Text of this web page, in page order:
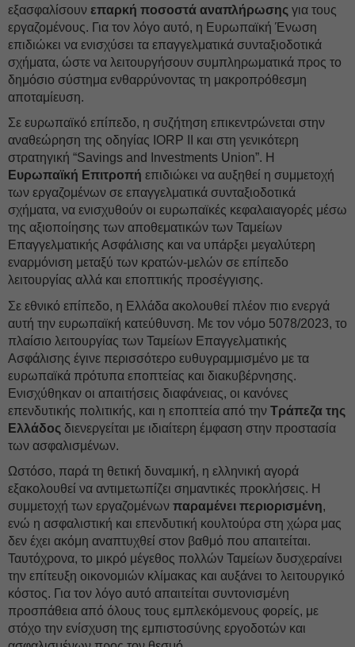
εξασφαλίσουν επαρκή ποσοστά αναπλήρωσης για τους
εργαζομένους. Για τον λόγο αυτό, η Ευρωπαϊκή Ένωση
επιδιώκει να ενισχύσει τα επαγγελματικά συνταξιοδοτικά
σχήματα, ώστε να λειτουργήσουν συμπληρωματικά προς το
δημόσιο σύστημα ενθαρρύνοντας τη μακροπρόθεσμη
αποταμίευση.
Σε ευρωπαϊκό επίπεδο, η συζήτηση επικεντρώνεται στην
αναθεώρηση της οδηγίας IORP II και στη γενικότερη
στρατηγική “Savings and Investments Union”. Η
Ευρωπαϊκή Επιτροπή επιδιώκει να αυξηθεί η συμμετοχή
των εργαζομένων σε επαγγελματικά συνταξιοδοτικά
σχήματα, να ενισχυθούν οι ευρωπαϊκές κεφαλαιαγορές μέσω
της αξιοποίησης των αποθεματικών των Ταμείων
Επαγγελματικής Ασφάλισης και να υπάρξει μεγαλύτερη
εναρμόνιση μεταξύ των κρατών-μελών σε επίπεδο
λειτουργίας αλλά και εποπτικής προσέγγισης.
Σε εθνικό επίπεδο, η Ελλάδα ακολουθεί πλέον πιο ενεργά
αυτή την ευρωπαϊκή κατεύθυνση. Με τον νόμο 5078/2023, το
πλαίσιο λειτουργίας των Ταμείων Επαγγελματικής
Ασφάλισης έγινε περισσότερο ευθυγραμμισμένο με τα
ευρωπαϊκά πρότυπα εποπτείας και διακυβέρνησης.
Ενισχύθηκαν οι απαιτήσεις διαφάνειας, οι κανόνες
επενδυτικής πολιτικής, και η εποπτεία από την Τράπεζα της
Ελλάδος διενεργείται με ιδιαίτερη έμφαση στην προστασία
των ασφαλισμένων.
Ωστόσο, παρά τη θετική δυναμική, η ελληνική αγορά
εξακολουθεί να αντιμετωπίζει σημαντικές προκλήσεις. Η
συμμετοχή των εργαζομένων παραμένει περιορισμένη,
ενώ η ασφαλιστική και επενδυτική κουλτούρα στη χώρα μας
δεν έχει ακόμη αναπτυχθεί στον βαθμό που απαιτείται.
Ταυτόχρονα, το μικρό μέγεθος πολλών Ταμείων δυσχεραίνει
την επίτευξη οικονομιών κλίμακας και αυξάνει το λειτουργικό
κόστος. Για τον λόγο αυτό απαιτείται συντονισμένη
προσπάθεια από όλους τους εμπλεκόμενους φορείς, με
στόχο την ενίσχυση της εμπιστοσύνης εργοδοτών και